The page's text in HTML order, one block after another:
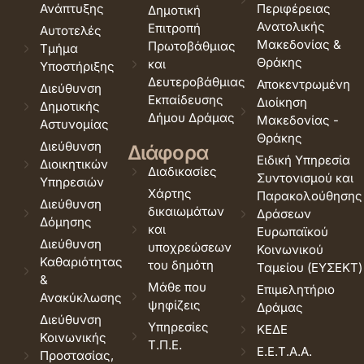
Ανάπτυξης
Αυτοτελές
Τμήμα
Υποστήριξης
Διεύθυνση
Δημοτικής
Αστυνομίας
Διεύθυνση
Διοικητικών
Υπηρεσιών
Διεύθυνση
Δόμησης
Διεύθυνση
Καθαριότητας
&
Ανακύκλωσης
Διεύθυνση
Κοινωνικής
Προστασίας,
Δημοτική
Επιτροπή
Πρωτοβάθμιας
και
Δευτεροβάθμιας
Εκπαίδευσης
Δήμου Δράμας
Διάφορα
Διαδικασίες
Χάρτης
δικαιωμάτων
και
υποχρεώσεων
του δημότη
Μάθε που
ψηφίζεις
Υπηρεσίες
Τ.Π.Ε.
Περιφέρειας
Ανατολικής
Μακεδονίας &
Θράκης
Αποκεντρωμένη
Διοίκηση
Μακεδονίας -
Θράκης
Ειδική Υπηρεσία
Συντονισμού και
Παρακολούθησης
Δράσεων
Ευρωπαϊκού
Κοινωνικού
Ταμείου (ΕΥΣΕΚΤ)
Επιμελητήριο
Δράμας
ΚΕΔΕ
Ε.Ε.Τ.Α.Α.